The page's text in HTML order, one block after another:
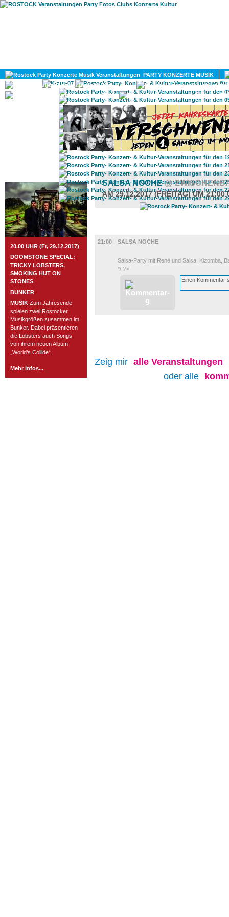
PARTY KONZERTE MUSIK
KULTUR
GAY
ROSTOCK TAGESTIPP
20.00 UHR (Fr, 29.12.2017)
DOOMSTONE SPECIAL:
TRICKY LOBSTERS,
SMOKING HUT ON
STONES
BUNKER
MUSIK Zum Jahresende
spielen zwei Rostocker
Musikgrößen zusammen im
Bunker. Dabei präsentieren
die Lobsters auch Songs
von ihrem neuen Album
„World‘s Collide“.
Mehr Infos...
SALSA NOCHE@
AM 29.12.2017 (FREITAG) UM 21:00
21:00
SALSA NOCHE
Salsa-Party mit René und Salsa, Kizomba,
*/ ?>
Zeig mir alle Veranstaltungen
oder alle